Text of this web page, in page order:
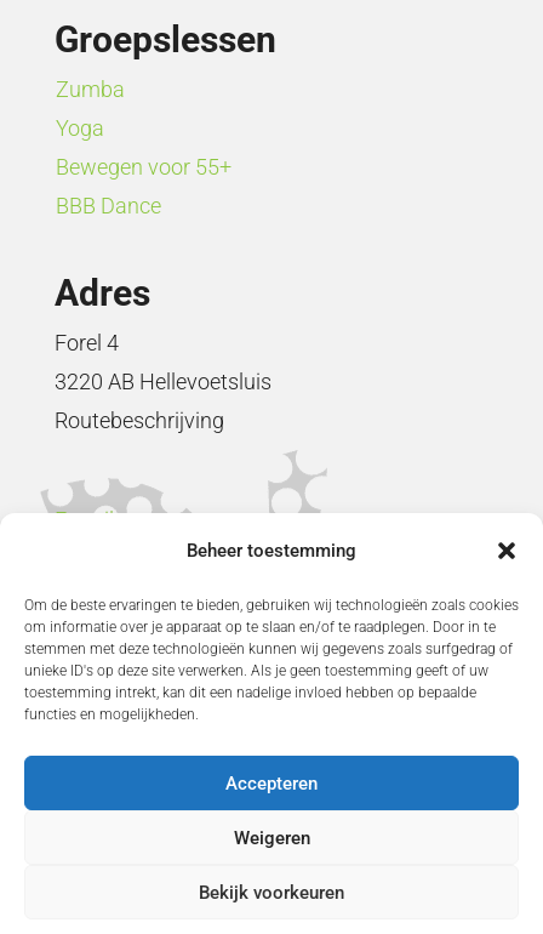
Beheer toestemming
Om de beste ervaringen te bieden, gebruiken wij technologieën zoals cookies
om informatie over je apparaat op te slaan en/of te raadplegen. Door in te
stemmen met deze technologieën kunnen wij gegevens zoals surfgedrag of
unieke ID's op deze site verwerken. Als je geen toestemming geeft of uw
toestemming intrekt, kan dit een nadelige invloed hebben op bepaalde
functies en mogelijkheden.
Accepteren
Weigeren
Bekijk voorkeuren
Groepslessen
Zumba
Yoga
Bewegen voor 55+
BBB Dance
Adres
Forel 4
3220 AB Hellevoetsluis
Routebeschrijving
E-mail sturen
0181 - 310010
Fitness
Fit & Control
Proefles
Proefweek
Cookieverklaring
Privacyverklaring
Terms and Conditions